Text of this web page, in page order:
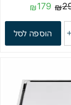
₪
₪179
הוספה לסל